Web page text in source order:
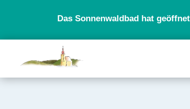
Das Sonnenwaldbad hat geöffnet